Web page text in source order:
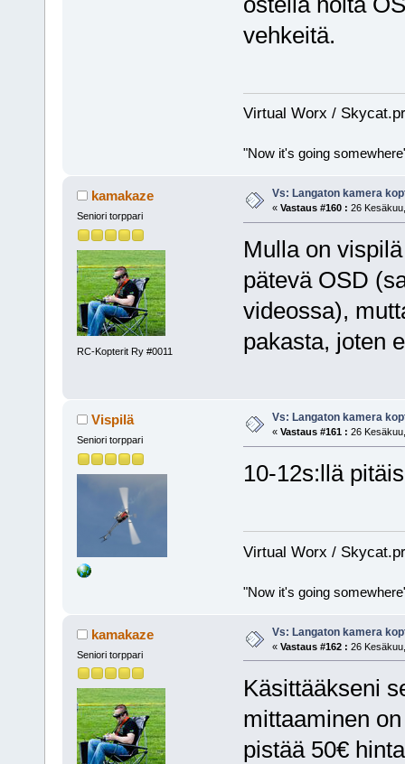
vehkeitä.
Virtual Worx /
"Now it's going
kamakaze
Seniori torppari
RC-Kopterit Ry #0011
Vs: Langaton kamera
« Vastaus #160 : 26
Mulla on
pätevä OSD
videossa),
pakasta, joten
Vispilä
Seniori torppari
Vs: Langaton kamera
« Vastaus #161 : 26
10-12s:llä
Virtual Worx /
"Now it's going
kamakaze
Seniori torppari
Vs: Langaton kamera
« Vastaus #162 : 26
Käsittääkseni
mittaaminen
pistää 50€